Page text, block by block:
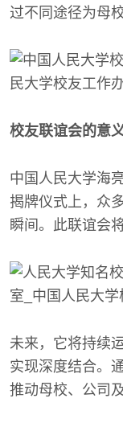
过不同途径为母
校友联谊会的意
中国人民大学海
揭牌仪式上，众
瞬间。此联谊会
未来，它将持续
实现深度结合。
推动母校、公司